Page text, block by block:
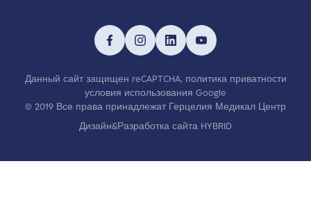
Данный сайт защищен reCAPTCHA, политика приватности
условия использования Google
© 2019 Все права принадлежат Герцелия Медикал Центр
Дизайн&Разработка сайта HYBRID